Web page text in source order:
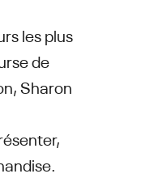
les plus
de
Sharon